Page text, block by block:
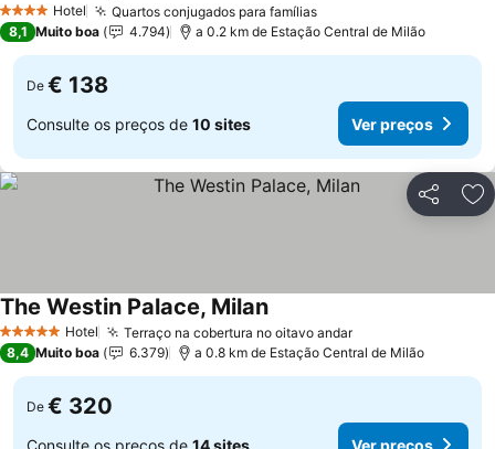
4 EstrelasHotel Quartos conjugados para famíliasVer preços
8,1 Muito boa 4.794 a 0.2 km de Estação Central de Milão
De € 138
Consulte os preços de 10 sites Ver preços
Partilhar
5 Estrelas Hotel Terraço na cobertura no oitavo andarVer preços
The Westin Palace, MilanVer preços
8,4 Muito boa 6.379 a 0.8 km de Estação Central de Milão
De € 320
Consulte os preços de 14 sites Ver preços